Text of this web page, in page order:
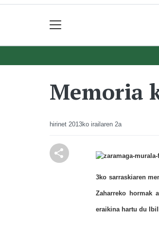
Memoria
hirinet 2013ko irailaren 2a
3ko sarraskiaren
Zaharreko hormak
eraikina hartu du